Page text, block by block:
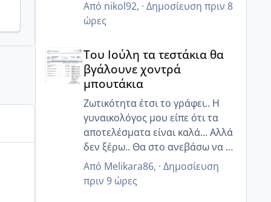
Από nikol92, · Δημοσίευση πριν 8
ώρες
Του Ιούλη τα τεστάκια θα βγάλουνε χοντρά
Του Ιούλη τα τεστάκια θα
βγάλουνε χοντρά
μπουτάκια
Ζωτικότητα έτσι το γράφει.. Η
γυναικολόγος μου είπε ότι τα
αποτελέσματα είναι καλά... Αλλά
δεν ξέρω.. Θα στο ανεβάσω να το
δεις κ εσύ
Από Melikara86, · Δημοσίευση
πριν 9 ώρες